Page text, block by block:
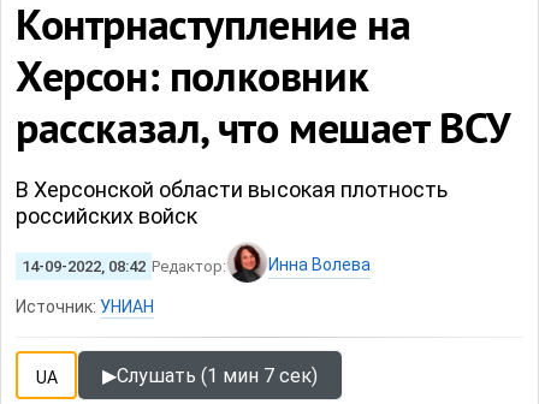
Контрнаступление на
Херсон: полковник
рассказал, что мешает ВСУ
В Херсонской области высокая плотность
российских войск
14-09-2022, 08:42 Редактор: Инна Волева
Источник: УНИАН
UA ▶Слушать (1 мин 7 сек)